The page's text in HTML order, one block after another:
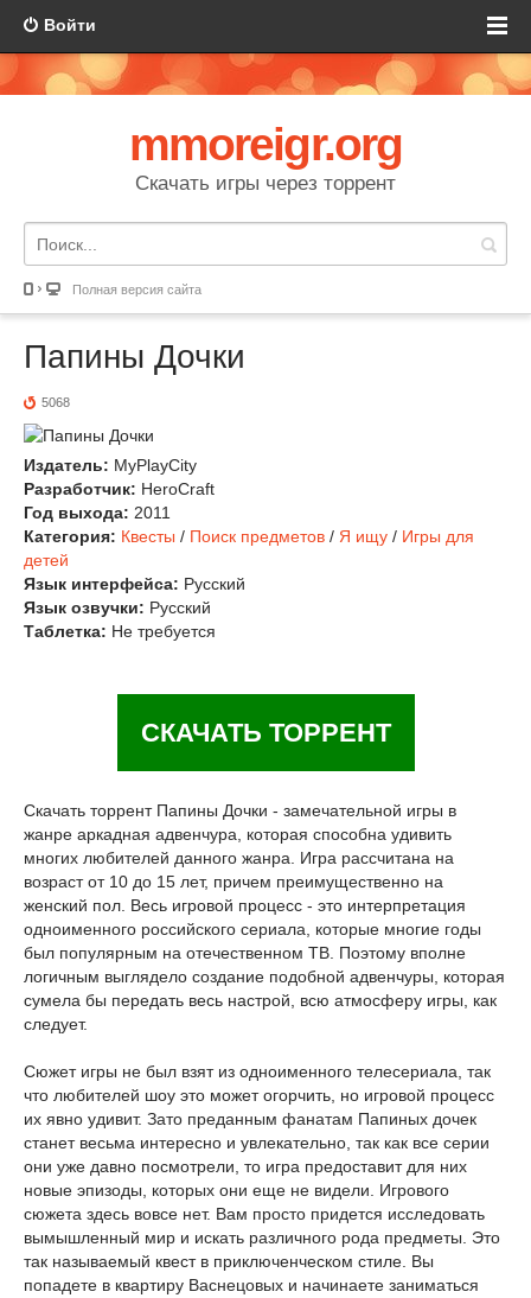
Войти
mmoreigr.org
Скачать игры через торрент
Полная версия сайта
Папины Дочки
5068
Издатель: MyPlayCity
Разработчик: HeroCraft
Год выхода: 2011
Категория: Квесты / Поиск предметов / Я ищу / Игры для
детей
Язык интерфейса: Русский
Язык озвучки: Русский
Таблетка: Не требуется
СКАЧАТЬ ТОРРЕНТ
Скачать торрент Папины Дочки - замечательной игры в
жанре аркадная адвенчура, которая способна удивить
многих любителей данного жанра. Игра рассчитана на
возраст от 10 до 15 лет, причем преимущественно на
женский пол. Весь игровой процесс - это интерпретация
одноименного российского сериала, которые многие годы
был популярным на отечественном ТВ. Поэтому вполне
логичным выглядело создание подобной адвенчуры, которая
сумела бы передать весь настрой, всю атмосферу игры, как
следует.
Сюжет игры не был взят из одноименного телесериала, так
что любителей шоу это может огорчить, но игровой процесс
их явно удивит. Зато преданным фанатам Папиных дочек
станет весьма интересно и увлекательно, так как все серии
они уже давно посмотрели, то игра предоставит для них
новые эпизоды, которых они еще не видели. Игрового
сюжета здесь вовсе нет. Вам просто придется исследовать
вымышленный мир и искать различного рода предметы. Это
так называемый квест в приключенческом стиле. Вы
попадете в квартиру Васнецовых и начинаете заниматься